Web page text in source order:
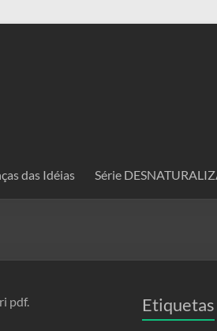
das Idéias Série
pdf. Etiquetas